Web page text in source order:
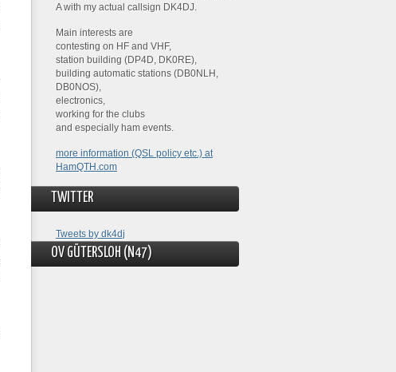
A with my actual callsign DK4DJ.
Main interests are
contesting on HF and VHF,
station building (DP4D, DK0RE),
building automatic stations (DB0NLH,
DB0NOS),
electronics,
working for the clubs
and especially ham events.
more information (QSL policy etc.) at
HamQTH.com
TWITTER
Tweets by dk4dj
OV GÜTERSLOH (N47)